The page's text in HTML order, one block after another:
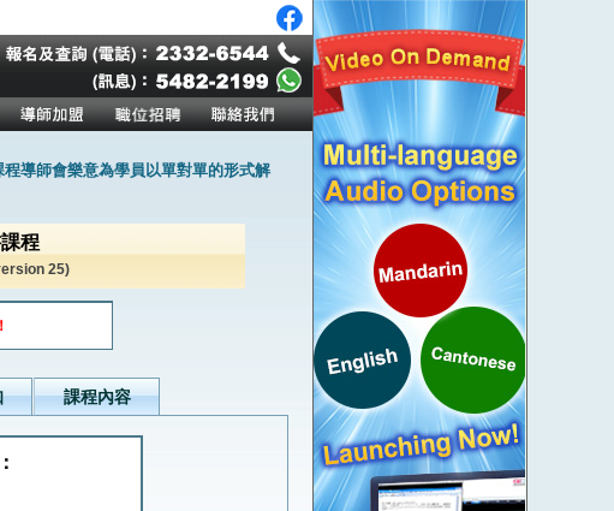
導師會樂意為學員以單對單的形式解
程
25)
課程內容